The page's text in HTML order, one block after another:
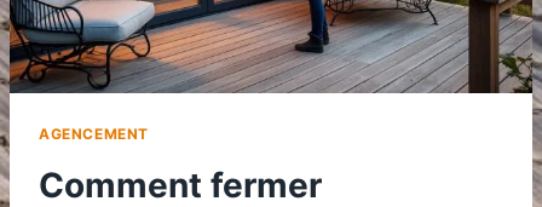
AGENCEMENT
Comment fermer